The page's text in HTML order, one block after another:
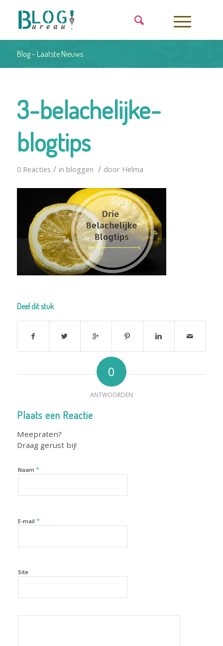
Blog - Laatste Nieuws
3-belachelijke-
blogtips
0 Reacties / in bloggen / door Helma
Deel dit stuk
0
ANTWOORDEN
Plaats een Reactie
Meepraten?
Draag gerust bij!
Naam *
E-mail *
Site